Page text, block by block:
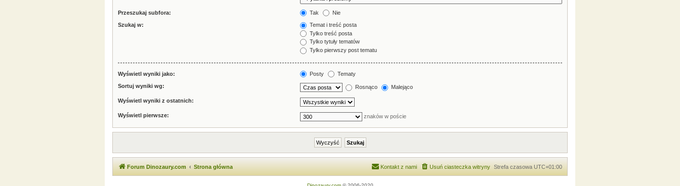
Przeszukaj subfora: Tak Nie
Szukaj w:
Temat i treść posta
Tylko treść posta
Tylko tytuły tematów
Tylko pierwszy post tematu
Wyświetl wyniki jako: Posty Tematy
Sortuj wyniki wg: Rosnąco Malejąco
Wyświetl wyniki z ostatnich:
Wyświetl pierwsze: znaków w poście
Forum Dinozaury.com Strona główna Strefa czasowa UTC+01:00
Usuń ciasteczka witryny
Kontakt z nami